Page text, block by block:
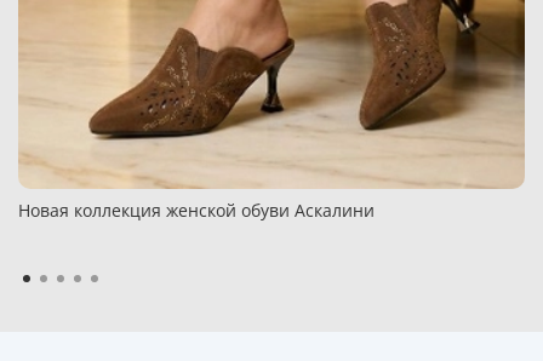
Новая коллекция женской обуви Аскалини